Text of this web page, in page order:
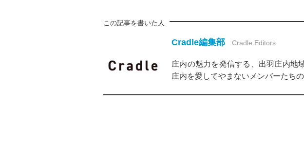
この記事を書いた人
Cradle編集部 Cradle Editors
庄内の魅力を発信する、出羽庄内地
庄内を愛してやまないメンバーたち